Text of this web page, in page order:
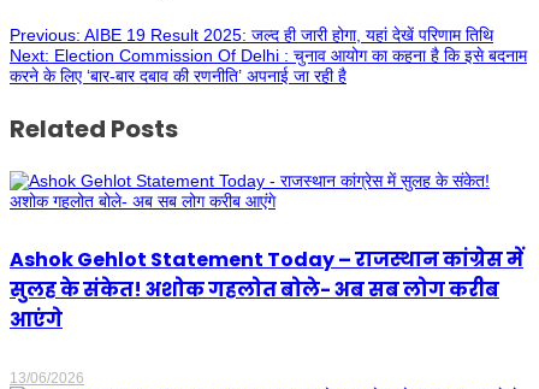
Previous: AIBE 19 Result 2025: जल्द ही जारी होगा, यहां देखें परिणाम तिथि
Next: Election Commission Of Delhi : चुनाव आयोग का कहना है कि इसे बदनाम
करने के लिए ‘बार-बार दबाव की रणनीति’ अपनाई जा रही है
Related Posts
Ashok Gehlot Statement Today – राजस्थान कांग्रेस में
सुलह के संकेत! अशोक गहलोत बोले- अब सब लोग करीब
आएंगे
13/06/2026